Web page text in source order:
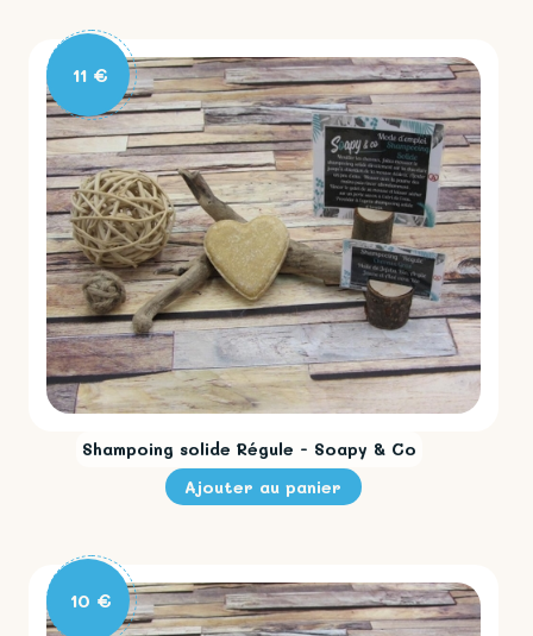
11 €
Shampoing solide Régule - Soapy & Co
10 €